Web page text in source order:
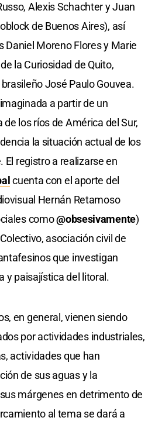
Alexis Schachter y Juan
de Buenos Aires), así
Daniel Moreno Flores y Marie
la Curiosidad de Quito,
José Paulo Gouvea.
a partir de un
los ríos de América del Sur,
la situación actual de los
El registro a realizarse en
cuenta con el aporte del
Hernán Retamoso
como@obsesivamente)
asociación civil de
que investigan
y paisajística del litoral.
en general, vienen siendo
por actividades industriales,
actividades que han
de sus aguas y la
márgenes en detrimento de
al tema se dará a